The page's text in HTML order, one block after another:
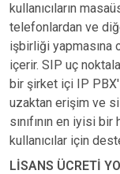
kullanıcıların
telefonlardan ve
işbirliği yapmasına
içerir. SIP uç
bir şirket içi IP
uzaktan erişim ve
sınıfının en iyisi
kullanıcılar için
LİSANS ÜCRETİ